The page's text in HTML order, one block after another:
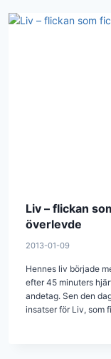
Liv – flickan
överlevde
2013-01-09
Hennes liv började
efter 45 minuters
andetag. Sen den
insatser för Liv, som